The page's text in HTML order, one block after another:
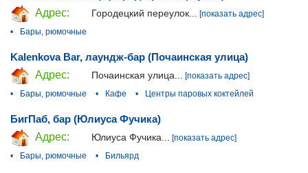
Адрес:
Городецкий переулок... [показать адрес]
•
Бары, рюмочные
Kalenkova Bar, лаундж-бар (Почаинская улица)
Адрес:
Почаинская улица...
[показать адрес]
•
Бары, рюмочные • Кафе • Центры паровых коктейлей
БигПаб, бар (Юлиуса Фучика)
Адрес:
Юлиуса Фучика...
[показать адрес]
•
Бары, рюмочные • Бильярд